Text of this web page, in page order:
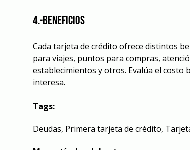
4.-Beneficios
Cada tarjeta de crédito ofrece distintos
para viajes, puntos para compras,
establecimientos y otros. Evalúa el costo
interesa.
Tags:
Deudas, Primera tarjeta de crédito,